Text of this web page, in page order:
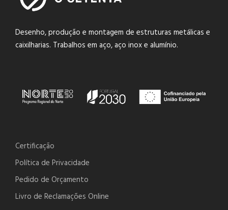
Desenho, produção e montagem de estruturas metálicas e
caixilharias. Trabalhos em aço, aço inox e alumínio.
Certificação
Política de Privacidade
Pedido de Orçamento
Livro de Reclamações Online